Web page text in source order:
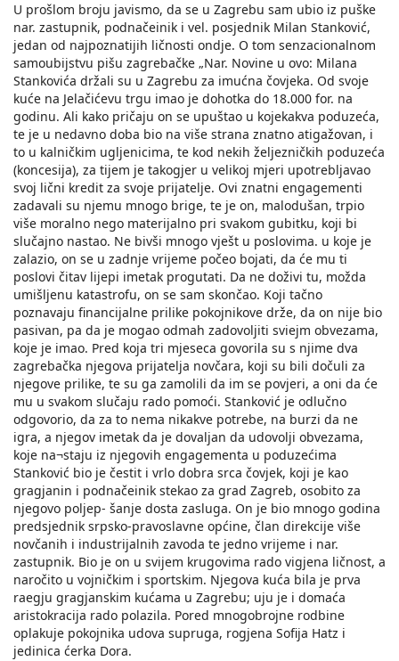
U prošlom broju javismo, da se u Zagrebu sam ubio iz puške
nar. zastupnik, podnačeinik i vel. posjednik Milan Stanković,
jedan od najpoznatijih ličnosti ondje. O tom senzacionalnom
samoubijstvu pišu zagrebačke „Nar. Novine u ovo: Milana
Stankovića držali su u Zagrebu za imućna čovjeka. Od svoje
kuće na Jelačićevu trgu imao je dohotka do 18.000 for. na
godinu. Ali kako pričaju on se upuštao u kojekakva poduzeća,
te je u nedavno doba bio na više strana znatno atigažovan, i
to u kalničkim ugljenicima, te kod nekih željezničkih poduzeća
(koncesija), za tijem je takogjer u velikoj mjeri upotrebljavao
svoj lični kredit za svoje prijatelje. Ovi znatni engagementi
zadavali su njemu mnogo brige, te je on, malodušan, trpio
više moralno nego materijalno pri svakom gubitku, koji bi
slučajno nastao. Ne bivši mnogo vješt u poslovima. u koje je
zalazio, on se u zadnje vrijeme počeo bojati, da će mu ti
poslovi čitav lijepi imetak progutati. Da ne doživi tu, možda
umišljenu katastrofu, on se sam skončao. Koji tačno
poznavaju financijalne prilike pokojnikove drže, da on nije bio
pasivan, pa da je mogao odmah zadovoljiti sviejm obvezama,
koje je imao. Pred koja tri mjeseca govorila su s njime dva
zagrebačka njegova prijatelja novčara, koji su bili dočuli za
njegove prilike, te su ga zamolili da im se povjeri, a oni da će
mu u svakom slučaju rado pomoći. Stanković je odlučno
odgovorio, da za to nema nikakve potrebe, na burzi da ne
igra, a njegov imetak da je dovaljan da udovolji obvezama,
koje na¬staju iz njegovih engagementa u poduzećima
Stanković bio je čestit i vrlo dobra srca čovjek, koji je kao
gragjanin i podnačeinik stekao za grad Zagreb, osobito za
njegovo poljep- šanje dosta zasluga. On je bio mnogo godina
predsjednik srpsko-pravoslavne općine, član direkcije više
novčanih i industrijalnih zavoda te jedno vrijeme i nar.
zastupnik. Bio je on u svijem krugovima rado vigjena ličnost, a
naročito u vojničkim i sportskim. Njegova kuća bila je prva
raegju gragjanskim kućama u Zagrebu; uju je i domaća
aristokracija rado polazila. Pored mnogobrojne rodbine
oplakuje pokojnika udova supruga, rogjena Sofija Hatz i
jedinica ćerka Dora.